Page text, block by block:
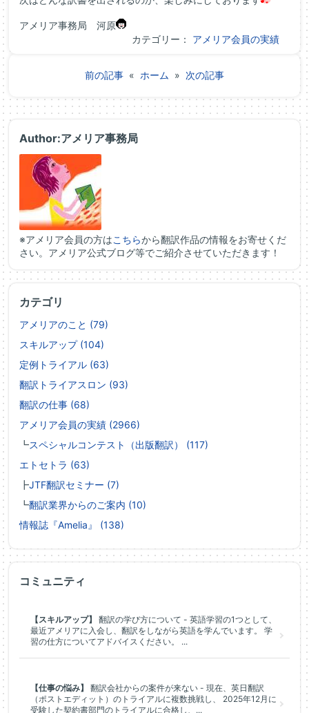
アメリア事務局 河原
カテゴリー： アメリア会員の実績
前の記事 « ホーム » 次の記事
Author:アメリア事務局
※アメリア会員の方はこちらから翻訳作品の情報をお寄せくだ
さい。アメリア公式ブログ等でご紹介させていただきます！
カテゴリ
アメリアのこと (79)
スキルアップ (104)
定例トライアル (63)
翻訳トライアスロン (93)
翻訳の仕事 (68)
アメリア会員の実績 (2966)
┗スペシャルコンテスト（出版翻訳） (117)
エトセトラ (63)
┣JTF翻訳セミナー (7)
┗翻訳業界からのご案内 (10)
情報誌『Amelia』 (138)
コミュニティ
【スキルアップ】
翻訳の学び方について - 英語学習の1つとして、
最近アメリアに入会し、翻訳をしながら英語を学んでいます。 学
習の仕方についてアドバイスください。 ...
【仕事の悩み】
翻訳会社からの案件が来ない - 現在、英日翻訳
（ポストエディット）のトライアルに複数挑戦し、 2025年12月に
受験した契約書部門のトライアルに合格し、...